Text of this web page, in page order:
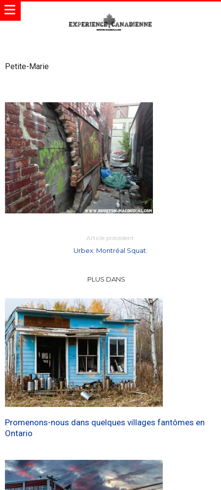
Petite-Marie
Article précédent
Urbex: Montréal Squat.
PLUS DANS
Promenons-nous dans quelques villages fantômes en
Ontario